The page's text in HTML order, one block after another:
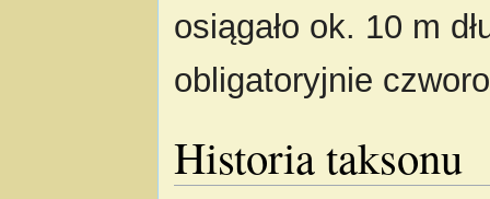
osiągało ok. 10 m
obligatoryjnie
Historia taksonu